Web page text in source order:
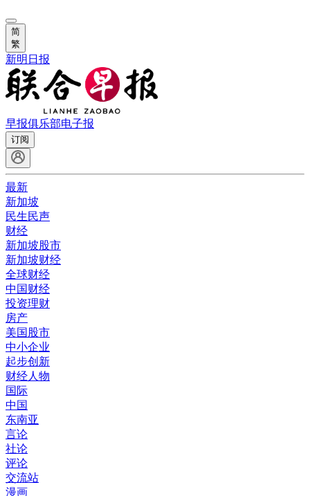
简
繁
新明日报
早报俱乐部电子报
订阅
最新
新加坡
民生民声
财经
新加坡股市
新加坡财经
全球财经
中国财经
投资理财
房产
美国股市
中小企业
起步创新
财经人物
国际
中国
东南亚
言论
社论
评论
交流站
漫画